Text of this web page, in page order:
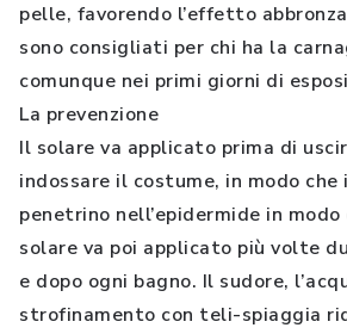
pelle, favorendo l’effetto
sono consigliati per chi ha la
comunque nei primi giorni di
La prevenzione
Il solare va applicato prima di
indossare il costume, in modo
penetrino nell’epidermide in
solare va poi applicato più volte
e dopo ogni bagno. Il sudore,
strofinamento con teli-spiaggia